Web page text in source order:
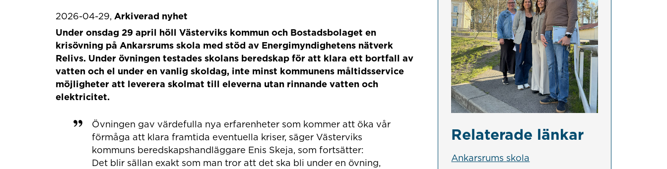
2026-04-29, Arkiverad nyhet
Under onsdag 29 april höll Västerviks kommun och Bostadsbolaget en
krisövning på Ankarsrums skola med stöd av Energimyndighetens nätverk
Relivs. Under övningen testades skolans beredskap för att klara ett bortfall av
vatten och el under en vanlig skoldag, inte minst kommunens måltidsservice
möjligheter att leverera skolmat till eleverna utan rinnande vatten och
elektricitet.
Övningen gav värdefulla nya erfarenheter som kommer att öka vår
förmåga att klara framtida eventuella kriser, säger Västerviks
kommuns beredskapshandläggare Enis Skeja, som fortsätter:
Det blir sällan exakt som man tror att det ska bli under en övning,
Relaterade länkar
Ankarsrums skola